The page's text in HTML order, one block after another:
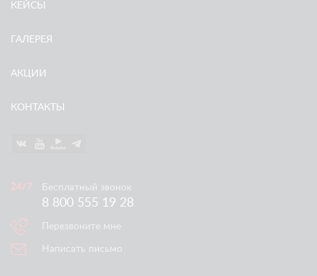
КЕЙСЫ
ГАЛЕРЕЯ
АКЦИИ
КОНТАКТЫ
Бесплатный звонок
8 800 555 19 28
Перезвоните мне
Написать письмо